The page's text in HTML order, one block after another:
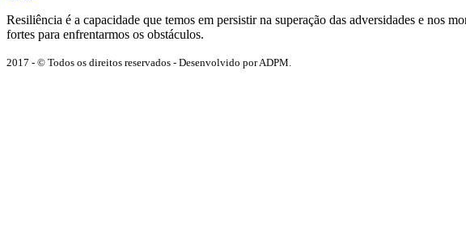
Resiliência é a capacidade que temos em persistir na superação das adversidades e nos
fortes para enfrentarmos os obstáculos.
2017 - © Todos os direitos reservados - Desenvolvido por ADPM.